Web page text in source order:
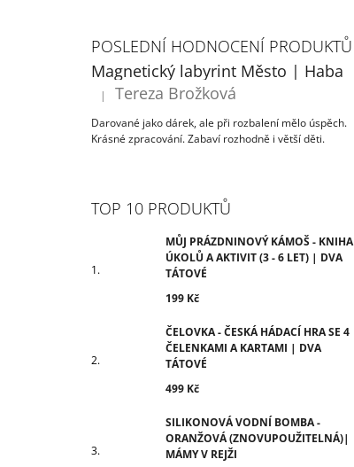
POSLEDNÍ HODNOCENÍ PRODUKTŮ
Magnetický labyrint Město | Haba
Hodnocení produktu je 5 z 5 hvězdiček.
| Tereza Brožková
Darované jako dárek, ale při rozbalení mělo úspěch.
Krásné zpracování. Zabaví rozhodně i větší děti.
TOP 10 PRODUKTŮ
MŮJ PRÁZDNINOVÝ KÁMOŠ - KNIHA
ÚKOLŮ A AKTIVIT (3 - 6 LET) | DVA
TÁTOVÉ
199 Kč
ČELOVKA - ČESKÁ HÁDACÍ HRA SE 4
ČELENKAMI A KARTAMI | DVA
TÁTOVÉ
499 Kč
SILIKONOVÁ VODNÍ BOMBA -
ORANŽOVÁ (ZNOVUPOUŽITELNÁ)|
MÁMY V REJŽI
MŮJ PRÁZDNINOVÝ KÁMOŠ - KNIHA
ÚKOLŮ A AKTIVIT (3 - 6 LET) | DVA
TÁTOVÉ
199 Kč